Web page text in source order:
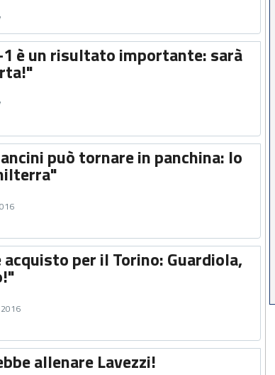
è un risultato importante: sarà
può tornare in panchina: lo
acquisto per il Torino: Guardiola,
allenare Lavezzi!